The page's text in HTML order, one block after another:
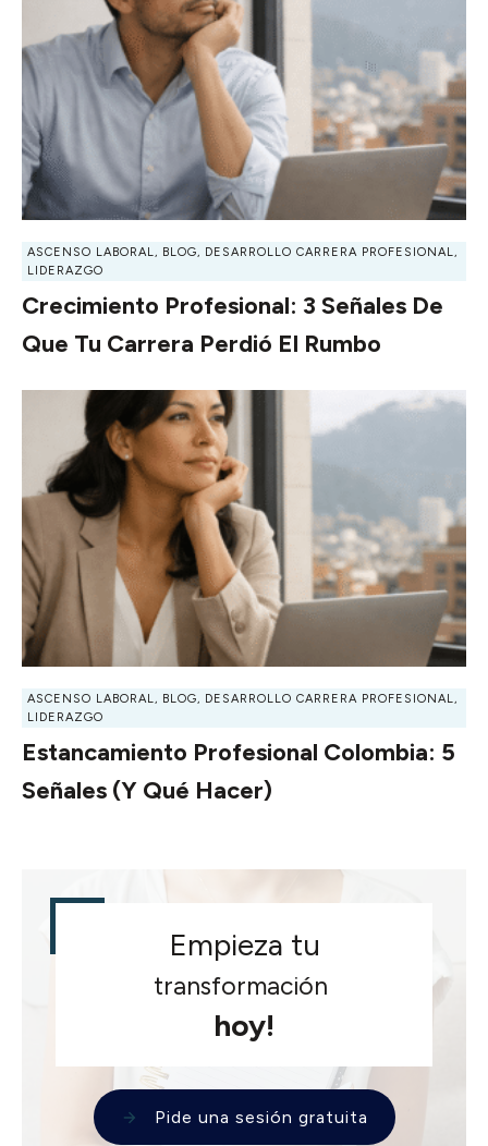
ASCENSO LABORAL, BLOG, DESARROLLO CARRERA PROFESIONAL,
LIDERAZGO
Crecimiento Profesional: 3 Señales De
Que Tu Carrera Perdió El Rumbo
ASCENSO LABORAL, BLOG, DESARROLLO CARRERA PROFESIONAL,
LIDERAZGO
Estancamiento Profesional Colombia: 5
Señales (y Qué Hacer)
Empieza tu
transformación
hoy!
Pide una sesión gratuita